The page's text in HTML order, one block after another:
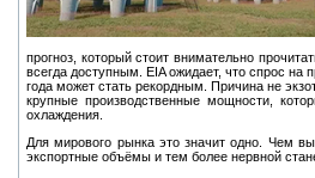
прогноз, который стоит внимательно
всегда доступным. EIA ожидает, что спрос на
года может стать рекордным. Причина не
крупные производственные мощности,
охлаждения.
Для мирового рынка это значит одно. Чем
экспортные объёмы и тем более нервной